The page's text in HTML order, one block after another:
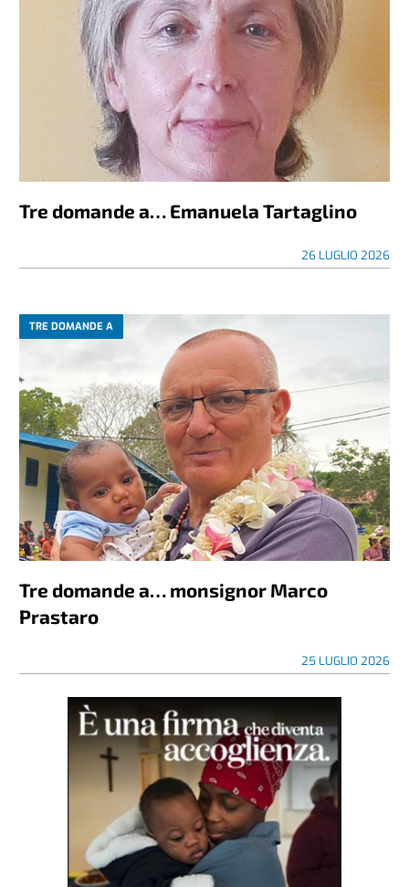
Tre domande a… Emanuela Tartaglino
26 LUGLIO 2026
TRE DOMANDE A
Tre domande a… monsignor Marco
Prastaro
25 LUGLIO 2026